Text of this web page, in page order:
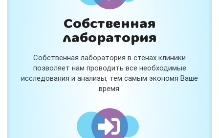
Собственная
лаборатория
Собственная лаборатория в стенах клиники
позволяет нам проводить все необходимые
исследования и анализы, тем самым экономя Ваше
время.
Нет, спасибо
Я согласен на обработкуперсональных данных
Работает наСтримвуд